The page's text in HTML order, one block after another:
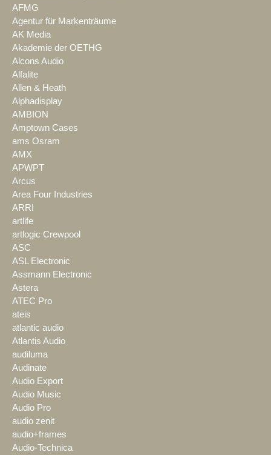
AFMG
Agentur für Markenträume
AK Media
Akademie der OETHG
Alcons Audio
Alfalite
Allen & Heath
Alphadisplay
AMBION
Amptown Cases
ams Osram
AMX
APWPT
Arcus
Area Four Industries
ARRI
artlife
artlogic Crewpool
ASC
ASL Electronic
Assmann Electronic
Astera
ATEC Pro
ateis
atlantic audio
Atlantis Audio
audiluma
Audinate
Audio Export
Audio Music
Audio Pro
audio zenit
audio+frames
Audio-Technica